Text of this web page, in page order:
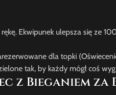
Ekwipunek ulepsza się ze
dla topki
tak, by każdy mógł coś
z Bieganiem za